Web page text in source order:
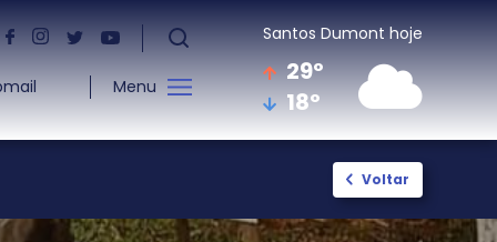
Menu
Fale com a Prefeitura
Cadastro
Santos Dumont hoje
29º
18º
Voltar